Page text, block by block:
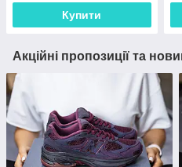
Купити
Акційні пропозиції та